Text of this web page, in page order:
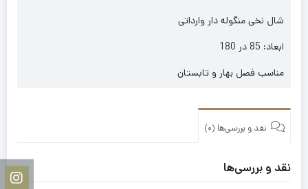
شال نخی منگوله دار وارداتی
ابعاد: 85 در 180
مناسب فصل بهار و تابستان
نقد و بررسی‌ها (0)
نقد و بررسی‌ها